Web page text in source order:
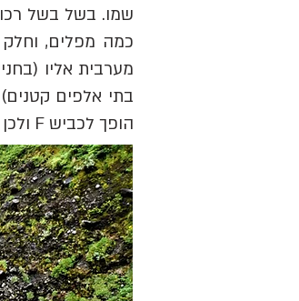
שמו. בשל בשל
הופך לכביש F ולכן הם נגישים לכל הרכבים ואפילו עשויים להיות נגיש בחורף (בהתאם לתנאי הכביש).